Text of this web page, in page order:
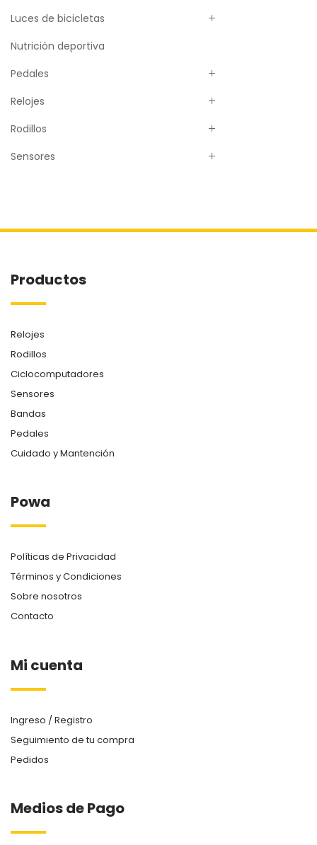
Luces de bicicletas
Nutrición deportiva
Pedales
Relojes
Rodillos
Sensores
Productos
Relojes
Rodillos
Ciclocomputadores
Sensores
Bandas
Pedales
Cuidado y Mantención
Powa
Políticas de Privacidad
Términos y Condiciones
Sobre nosotros
Contacto
Mi cuenta
Ingreso / Registro
Seguimiento de tu compra
Pedidos
Medios de Pago